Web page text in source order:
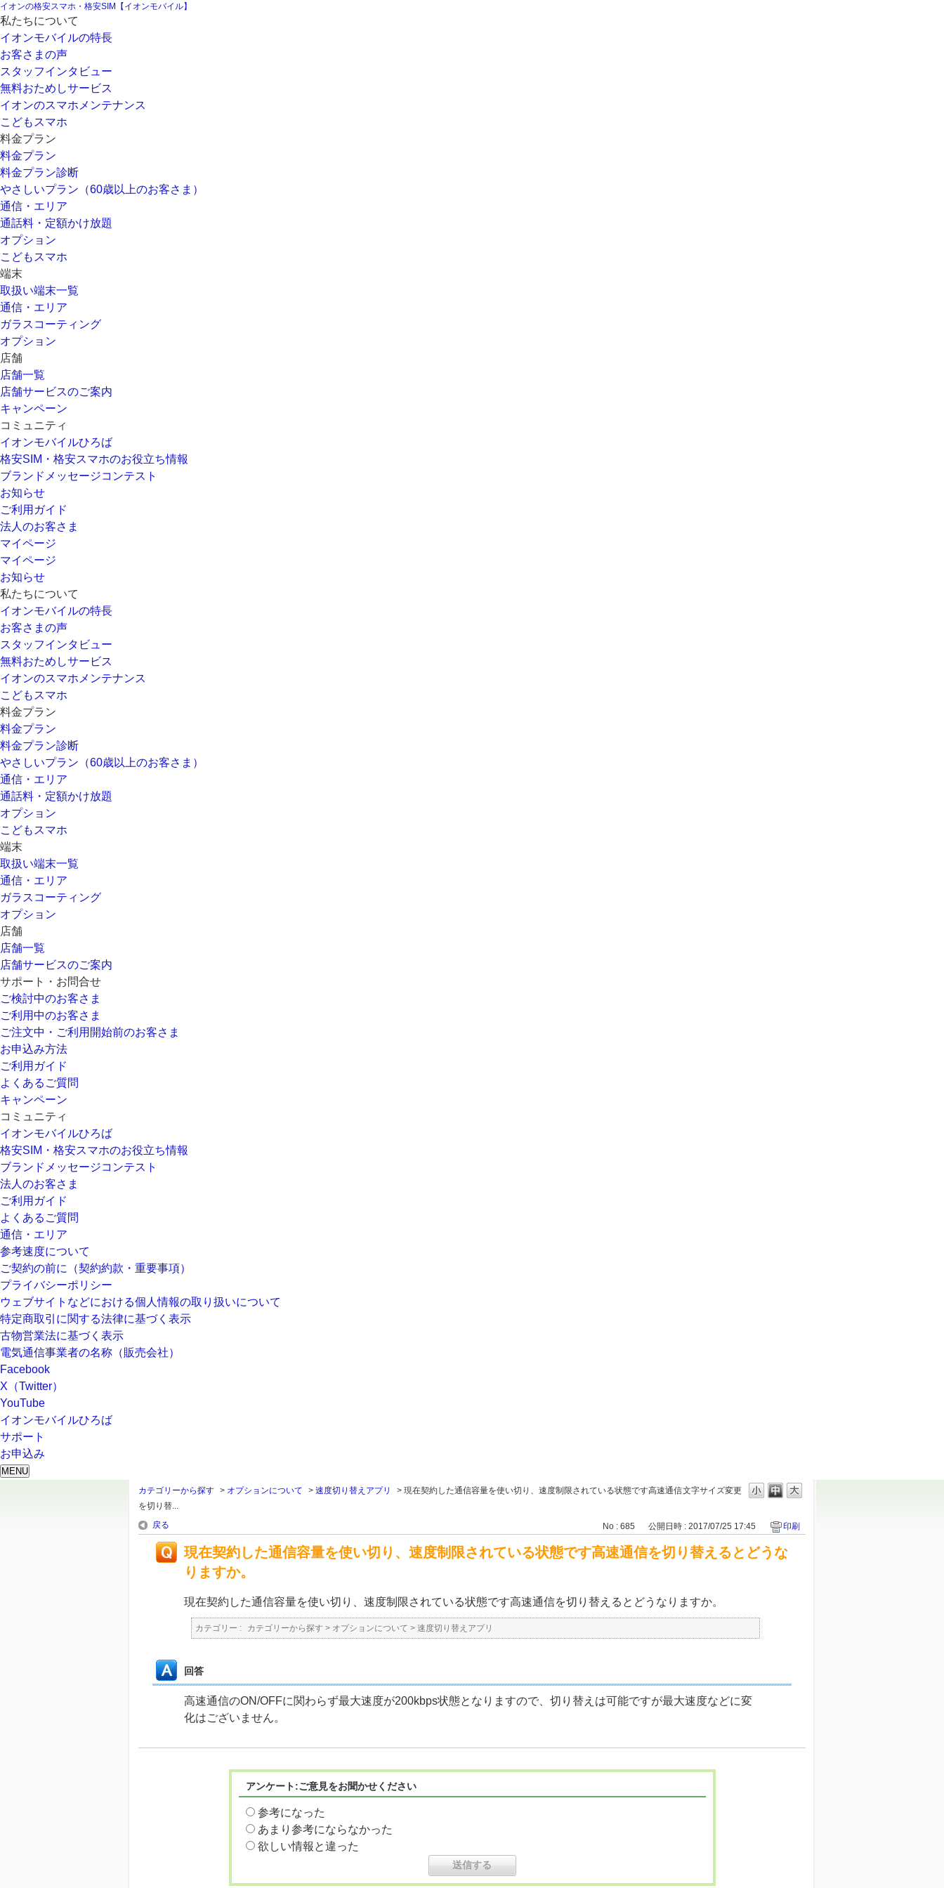
イオンの格安スマホ・格安SIM【イオンモバイル】
私たちについて
イオンモバイルの特長
お客さまの声
スタッフインタビュー
無料おためしサービス
イオンのスマホメンテナンス
こどもスマホ
料金プラン
料金プラン
料金プラン診断
やさしいプラン（60歳以上のお客さま）
通信・エリア
通話料・定額かけ放題
オプション
こどもスマホ
端末
取扱い端末一覧
通信・エリア
ガラスコーティング
オプション
店舗
店舗一覧
店舗サービスのご案内
キャンペーン
コミュニティ
イオンモバイルひろば
格安SIM・格安スマホのお役立ち情報
ブランドメッセージコンテスト
お知らせ
ご利用ガイド
法人のお客さま
マイページ
マイページ
お知らせ
私たちについて
イオンモバイルの特長
お客さまの声
スタッフインタビュー
無料おためしサービス
イオンのスマホメンテナンス
こどもスマホ
料金プラン
料金プラン
料金プラン診断
やさしいプラン（60歳以上のお客さま）
通信・エリア
通話料・定額かけ放題
オプション
こどもスマホ
端末
取扱い端末一覧
通信・エリア
ガラスコーティング
オプション
店舗
店舗一覧
店舗サービスのご案内
サポート・お問合せ
ご検討中のお客さま
ご利用中のお客さま
ご注文中・ご利用開始前のお客さま
お申込み方法
ご利用ガイド
よくあるご質問
キャンペーン
コミュニティ
イオンモバイルひろば
格安SIM・格安スマホのお役立ち情報
ブランドメッセージコンテスト
法人のお客さま
ご利用ガイド
よくあるご質問
通信・エリア
参考速度について
ご契約の前に（契約約款・重要事項）
プライバシーポリシー
ウェブサイトなどにおける個人情報の取り扱いについて
特定商取引に関する法律に基づく表示
古物営業法に基づく表示
電気通信事業者の名称（販売会社）
Facebook
X（Twitter）
YouTube
イオンモバイルひろば
サポート
お申込み
MENU
文字サイズ変更
カテゴリーから探す > オプションについて > 速度切り替えアプリ > 現在契約した通信容量を使い切り、速度制限されている状態です高速通信
を切り替...
戻る
No : 685 公開日時 : 2017/07/25 17:45 印刷
現在契約した通信容量を使い切り、速度制限されている状態です高速通信を切り替えるとどうな
りますか。
現在契約した通信容量を使い切り、速度制限されている状態です高速通信を切り替えるとどうなりますか。
カテゴリー : カテゴリーから探す > オプションについて > 速度切り替えアプリ
回答
高速通信のON/OFFに関わらず最大速度が200kbps状態となりますので、切り替えは可能ですが最大速度などに変
化はございません。
アンケート:ご意見をお聞かせください
参考になった
あまり参考にならなかった
欲しい情報と違った